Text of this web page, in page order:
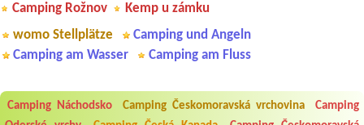
Camping Rožnov
Kemp u zámku
womo Stellplätze
Camping und Angeln
Camping am Wasser
Camping am Fluss
Camping Náchodsko Camping Českomoravská vrchovina
Camping
Aneta Melicharová***